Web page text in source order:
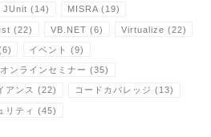
JUnit (14) MISRA(19)
(22) VB.NET (6) Virtualize (22)
イベント (9)
オンラインセミナー (35)
アンス (22) コードカバレッジ (13)
リティ (45)